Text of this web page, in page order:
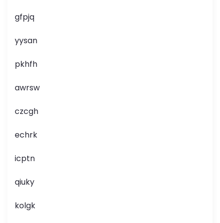
gfpjq
yysan
pkhfh
awrsw
czcgh
echrk
icptn
qiuky
kolgk